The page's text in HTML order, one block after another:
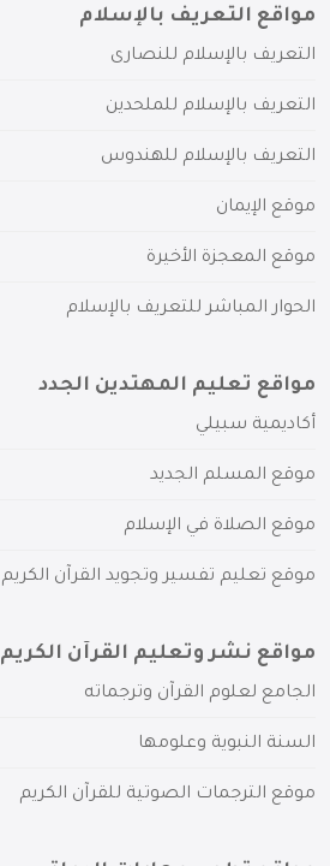
مواقع التعريف بالإسلام
التعريف بالإسلام للنصارى
التعريف بالإسلام للملحدين
التعريف بالإسلام للهندوس
موقع الإيمان
موقع المعجزة الأخيرة
الحوار المباشر للتعريف بالإسلام
مواقع تعليم المهتدين الجدد
أكاديمية سبيلي
موقع المسلم الجديد
موقع الصلاة في الإسلام
موقع تعليم تفسير وتجويد القرآن الكريم
مواقع نشر وتعليم القرآن الكريم
الجامع لعلوم القرآن وترجماته
السنة النبوية وعلومها
موقع الترجمات الصوتية للقرآن الكريم